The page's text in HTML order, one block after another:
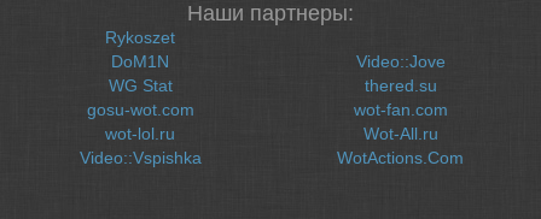
Наши партнеры:
Rykoszet
DoM1N
WG Stat
gosu-wot.com
wot-lol.ru
Video::Vspishka
Video::Jove
thered.su
wot-fan.com
Wot-All.ru
WotActions.Com